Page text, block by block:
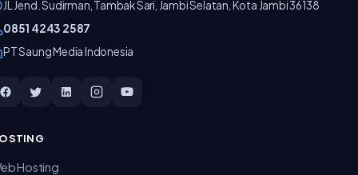
JL Jend. Sudirman, Tambak Sari, Jambi Selatan, Kota Jambi 36138
‪0851 4243 2587‬
PT Saung Media Indonesia
Hosting